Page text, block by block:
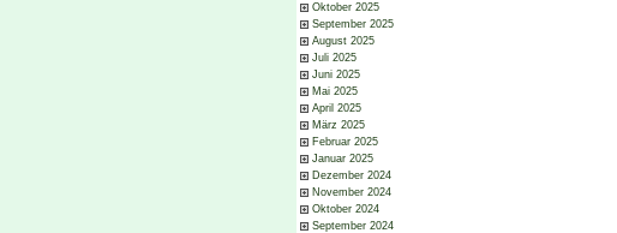
Oktober 2025
September 2025
August 2025
Juli 2025
Juni 2025
Mai 2025
April 2025
März 2025
Februar 2025
Januar 2025
Dezember 2024
November 2024
Oktober 2024
September 2024